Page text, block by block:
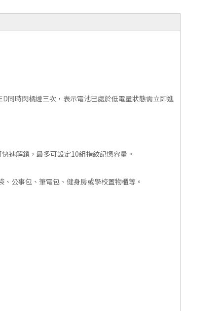
同時閃橘燈三次，表示電池已處於低電量狀態需立即進
速解鎖，最多可設定10組指紋記憶容量。
公事包、筆電包、健身房或學校置物櫃等。